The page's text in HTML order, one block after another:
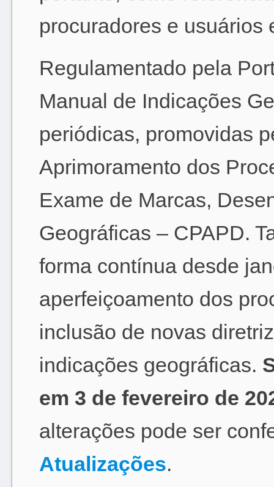
procuradores e usuários
Regulamentado pela
Manual de Indicações
periódicas, promovidas
Aprimoramento dos
Exame de Marcas,
Geográficas – CPAPD.
forma contínua desde
aperfeiçoamento dos
inclusão de novas
indicações geográficas.
em 3 de fevereiro de
alterações pode ser
Atualizações.